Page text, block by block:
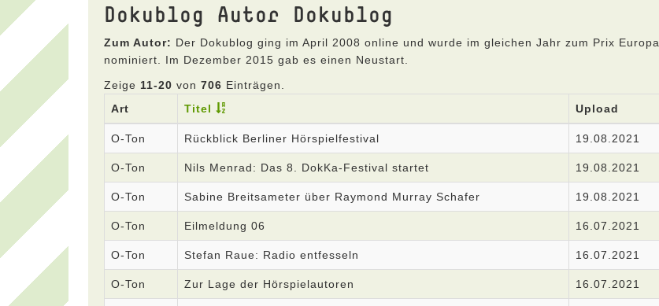
Dokublog Autor Dokublog
Zum Autor: Der Dokublog ging im April 2008 online und wurde im gleichen Jahr zum Prix Europa
nominiert. Im Dezember 2015 gab es einen Neustart.
Zeige 11-20 von 706 Einträgen.
Art
Titel Upload
O-Ton Rückblick Berliner Hörspielfestival 19.08.2021
O-Ton Nils Menrad: Das 8. DokKa-Festival startet 19.08.2021
O-Ton Sabine Breitsameter über Raymond Murray Schafer 19.08.2021
O-Ton Eilmeldung 06 16.07.2021
O-Ton Stefan Raue: Radio entfesseln 16.07.2021
O-Ton Zur Lage der Hörspielautoren 16.07.2021